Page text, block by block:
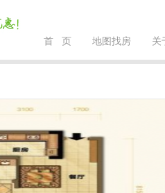
首 页 地图找房 关